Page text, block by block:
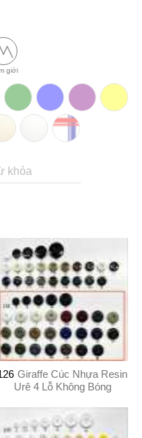
giới
khóa
Giraffe Cúc Nhựa Resin
Urê 4 Lỗ Không Bóng